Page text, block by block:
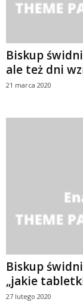
Biskup
ale też dni
21 marca 2020
Biskup
„jakie
27 lutego 2020